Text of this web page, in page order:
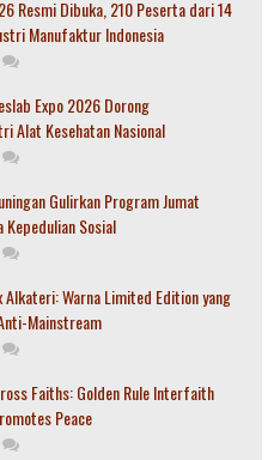
Resmi Dibuka, 210 Peserta dari 14
Manufaktur Indonesia
Expo 2026 Dorong
Alat Kesehatan Nasional
Gulirkan Program Jumat
Kepedulian Sosial
Alkateri: Warna Limited Edition yang
Mainstream
Faiths: Golden Rule Interfaith
Peace